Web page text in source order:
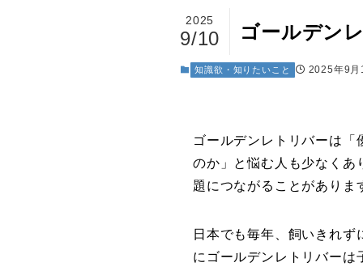
ゴールデン
2025
9/10
知識欲・知りたいこと 2025年9月
ゴールデンレトリバーは「
のか」と悩む人も少なくあ
題につながることがありま
日本でも毎年、飼いきれ
にゴールデンレトリバーは